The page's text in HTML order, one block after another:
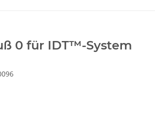
0 für IDT™-System